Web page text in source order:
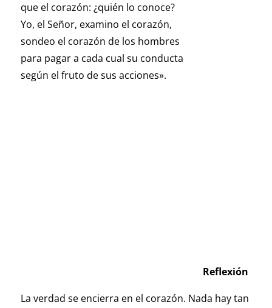
que el corazón: ¿quién lo conoce?
Yo, el Señor, examino el corazón,
sondeo el corazón de los hombres
para pagar a cada cual su conducta
según el fruto de sus acciones».
Reflexión
La verdad se encierra en el corazón. Nada hay tan